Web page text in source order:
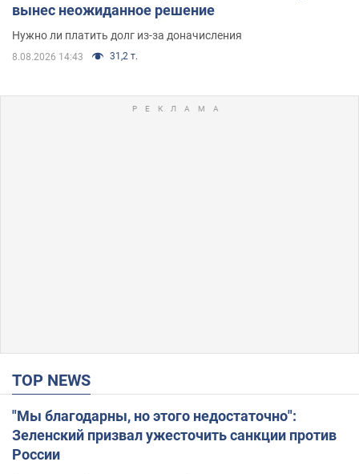
вынес неожиданное решение
Нужно ли платить долг из-за доначисления
8.08.2026 14:43 31,2 т.
TOP NEWS
"Мы благодарны, но этого недостаточно":
Зеленский призвал ужесточить санкции против
России